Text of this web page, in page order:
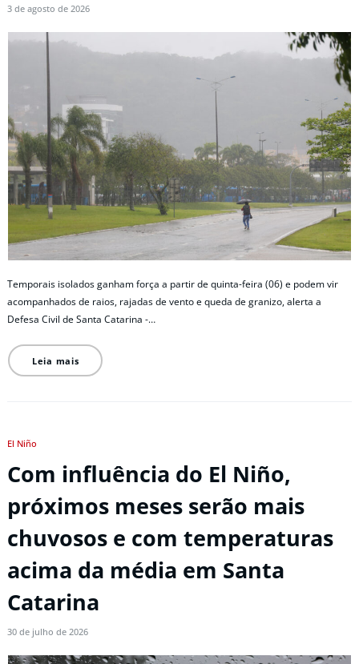
3 de agosto de 2026
Temporais isolados ganham força a partir de quinta-feira (06) e podem vir
acompanhados de raios, rajadas de vento e queda de granizo, alerta a
Defesa Civil de Santa Catarina -…
Leia mais
El Niño
Com influência do El Niño,
próximos meses serão mais
chuvosos e com temperaturas
acima da média em Santa
Catarina
30 de julho de 2026